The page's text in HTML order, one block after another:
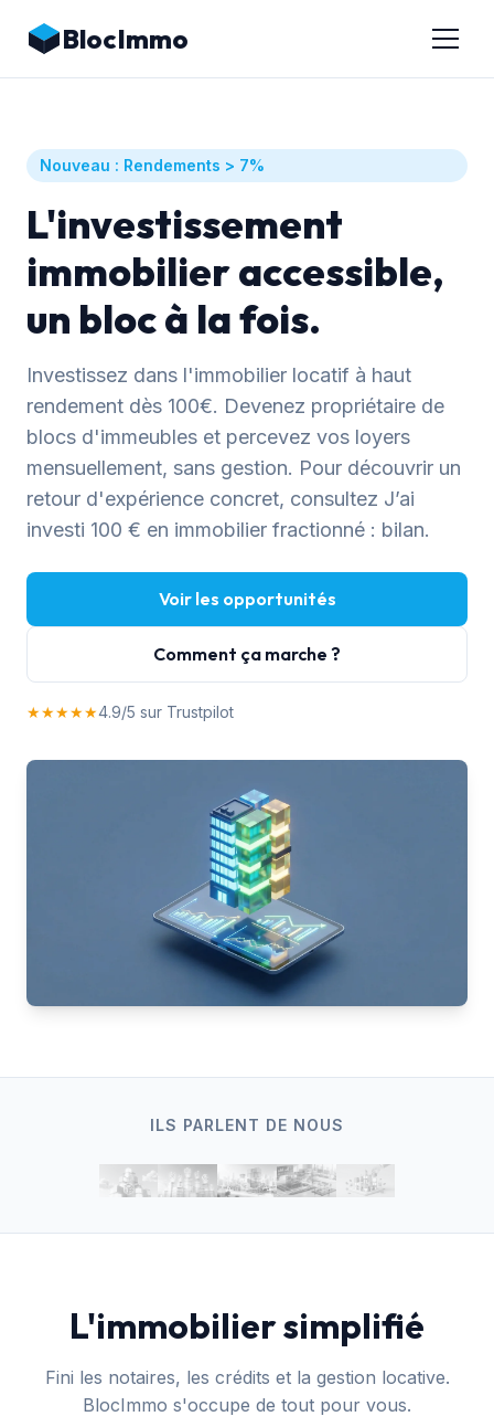
BlocImmo
Nouveau : Rendements > 7%
L'investissement
immobilier accessible,
un bloc à la fois.
Investissez dans l'immobilier locatif à haut
rendement dès 100€. Devenez propriétaire de
blocs d'immeubles et percevez vos loyers
mensuellement, sans gestion. Pour découvrir un
retour d'expérience concret, consultez J’ai
investi 100 € en immobilier fractionné : bilan.
Voir les opportunités
Comment ça marche ?
★★★★★4.9/5 sur Trustpilot
ILS PARLENT DE NOUS
L'immobilier simplifié
Fini les notaires, les crédits et la gestion locative.
BlocImmo s'occupe de tout pour vous.